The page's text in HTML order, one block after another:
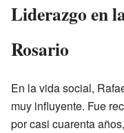
Liderazgo en
Rosario
En la vida social,
muy influyente. Fue
por casi cuarenta